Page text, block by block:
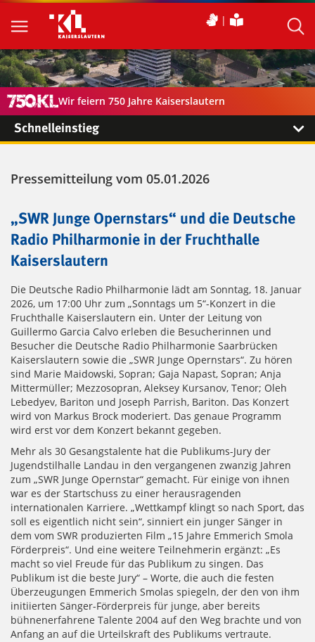
Wir feiern 750 Jahre Kaiserslautern
Schnelleinstieg
Pressemitteilung vom 05.01.2026
„SWR Junge Opernstars“ und die Deutsche
Radio Philharmonie in der Fruchthalle
Kaiserslautern
Die Deutsche Radio Philharmonie lädt am Sonntag, 18. Januar
2026, um 17:00 Uhr zum „Sonntags um 5“-Konzert in die
Fruchthalle Kaiserslautern ein. Unter der Leitung von
Guillermo Garcia Calvo erleben die Besucherinnen und
Besucher die Deutsche Radio Philharmonie Saarbrücken
Kaiserslautern sowie die „SWR Junge Opernstars“. Zu hören
sind Marie Maidowski, Sopran; Gaja Napast, Sopran; Anja
Mittermüller; Mezzosopran, Aleksey Kursanov, Tenor; Oleh
Lebedyev, Bariton und Joseph Parrish, Bariton. Das Konzert
wird von Markus Brock moderiert. Das genaue Programm
wird erst vor dem Konzert bekannt gegeben.
Mehr als 30 Gesangstalente hat die Publikums-Jury der
Jugendstilhalle Landau in den vergangenen zwanzig Jahren
zum „SWR Junge Opernstar“ gemacht. Für einige von ihnen
war es der Startschuss zu einer herausragenden
internationalen Karriere. „Wettkampf klingt so nach Sport, das
soll es eigentlich nicht sein“, sinniert ein junger Sänger in
dem vom SWR produzierten Film „15 Jahre Emmerich Smola
Förderpreis“. Und eine weitere Teilnehmerin ergänzt: „Es
macht so viel Freude für das Publikum zu singen. Das
Publikum ist die beste Jury“ – Worte, die auch die festen
Überzeugungen Emmerich Smolas spiegeln, der den von ihm
initiierten Sänger-Förderpreis für junge, aber bereits
bühnenerfahrene Talente 2004 auf den Weg brachte und von
Anfang an auf die Urteilskraft des Publikums vertraute.